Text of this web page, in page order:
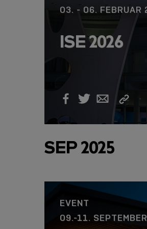
USB-C
USB-C-
STABILE
BIS 15 M
03. - 06. FEBRUAR
ISE 2026
Facebook
TwitterEmailLink
SEP 2025
EVENT
09.-11.